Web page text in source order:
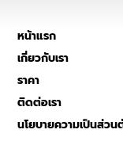
หน้าแรก
เกี่ยวกับเรา
ราคา
ติดต่อเรา
นโยบายความเป็นส่วน